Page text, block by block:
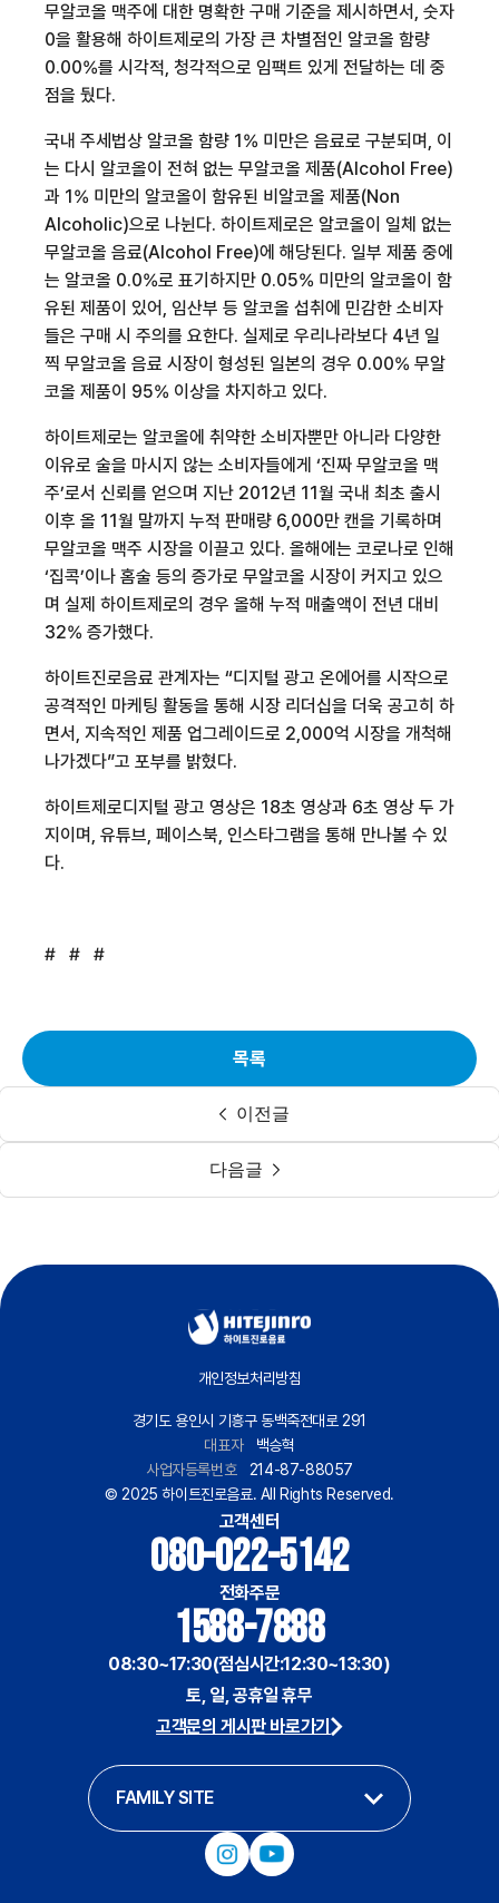
무알코올 맥주에 대한 명확한 구매 기준을 제시하면서 , 숫자
0을 활용해 하이트제로의 가장 큰 차별점인 알코올 함량
0.00%를 시각적, 청각적으로 임팩트 있게 전달하는 데 중
점을 뒀다.
국내 주세법상 알코올 함량 1% 미만은 음료로 구분되며 , 이
는 다시 알코올이 전혀 없는 무알코올 제품(Alcohol Free)
과 1% 미만의 알코올이 함유된 비알코올 제품(Non
Alcoholic)으로 나뉜다. 하이트제로은 알코올이 일체 없는
무알코올 음료(Alcohol Free)에 해당된다. 일부 제품 중에
는 알코올 0.0%로 표기하지만 0.05% 미만의 알코올이 함
유된 제품이 있어 , 임산부 등 알코올 섭취에 민감한 소비자
들은 구매 시 주의를 요한다. 실제로 우리나라보다 4년 일
찍 무알코올 음료 시장이 형성된 일본의 경우 0.00% 무알
코올 제품이 95% 이상을 차지하고 있다.
하이트제로는 알코올에 취약한 소비자뿐만 아니라 다양한
이유로 술을 마시지 않는 소비자들에게 ‘진짜 무알코올 맥
주’로서 신뢰를 얻으며 지난 2012년 11월 국내 최초 출시
이후 올 11월 말까지 누적 판매량 6,000만 캔을 기록하며
무알코올 맥주 시장을 이끌고 있다. 올해에는 코로나로 인해
‘집콕’이나 홈술 등의 증가로 무알코올 시장이 커지고 있으
며 실제 하이트제로의 경우 올해 누적 매출액이 전년 대비
32% 증가했다.
하이트진로음료 관계자는 “디지털 광고 온에어를 시작으로
공격적인 마케팅 활동을 통해 시장 리더십을 더욱 공고히 하
면서 , 지속적인 제품 업그레이드로 2,000억 시장을 개척해
나가겠다”고 포부를 밝혔다.
하이트제로디지털 광고 영상은 18초 영상과 6초 영상 두 가
지이며 , 유튜브, 페이스북, 인스타그램을 통해 만나볼 수 있
다.
# # #
이전글
목록
다음글
개인정보처리방침
경기도 용인시 기흥구 동백죽전대로 291
대표자
백승혁
사업자등록번호
214-87-88057
© 2025 하이트진로음료. All Rights Reserved.
고객센터
080-022-5142
전화주문
1588-7888
08:30~17:30(점심시간:12:30~13:30)
토, 일, 공휴일 휴무
고객문의 게시판 바로가기
FAMILY SITE